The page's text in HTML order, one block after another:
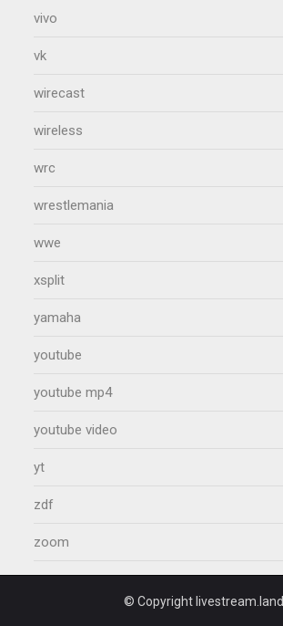
vivo
vk
wirecast
wireless
wrc
wrestlemania
wwe
xsplit
yamaha
youtube
youtube mp4
youtube video
yt
zdf
zoom
© Copyright livestream.land